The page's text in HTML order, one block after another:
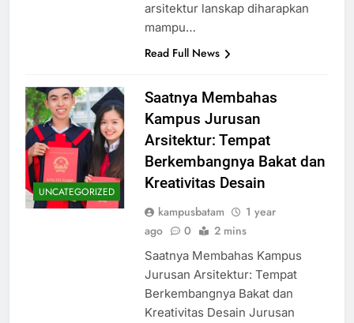
arsitektur lanskap diharapkan
mampu…
Read Full News
UNCATEGORIZED
Saatnya Membahas
Kampus Jurusan
Arsitektur: Tempat
Berkembangnya Bakat dan
Kreativitas Desain
kampusbatam
1 year
ago
0 2 mins
Saatnya Membahas Kampus
Jurusan Arsitektur: Tempat
Berkembangnya Bakat dan
Kreativitas Desain Jurusan